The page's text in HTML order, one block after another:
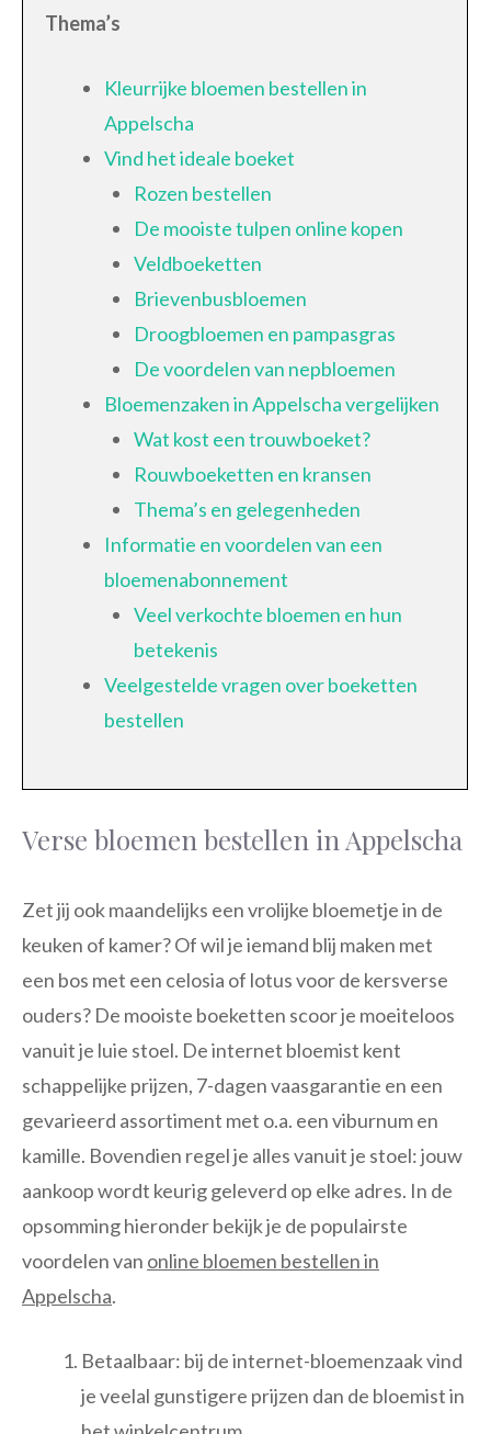
Thema’s
Kleurrijke bloemen bestellen in
Appelscha
Vind het ideale boeket
Rozen bestellen
De mooiste tulpen online kopen
Veldboeketten
Brievenbusbloemen
Droogbloemen en pampasgras
De voordelen van nepbloemen
Bloemenzaken in Appelscha vergelijken
Wat kost een trouwboeket?
Rouwboeketten en kransen
Thema’s en gelegenheden
Informatie en voordelen van een
bloemenabonnement
Veel verkochte bloemen en hun
betekenis
Veelgestelde vragen over boeketten
bestellen
Verse bloemen bestellen in Appelscha
Zet jij ook maandelijks een vrolijke bloemetje in de
keuken of kamer? Of wil je iemand blij maken met
een bos met een celosia of lotus voor de kersverse
ouders? De mooiste boeketten scoor je moeiteloos
vanuit je luie stoel. De internet bloemist kent
schappelijke prijzen, 7-dagen vaasgarantie en een
gevarieerd assortiment met o.a. een viburnum en
kamille. Bovendien regel je alles vanuit je stoel: jouw
aankoop wordt keurig geleverd op elke adres. In de
opsomming hieronder bekijk je de populairste
voordelen van online bloemen bestellen in
Appelscha.
Betaalbaar: bij de internet-bloemenzaak vind
je veelal gunstigere prijzen dan de bloemist in